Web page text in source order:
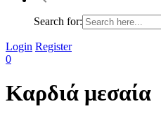
Search for:
Login Register
0
Καρδιά μεσαία